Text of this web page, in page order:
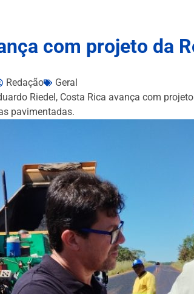
com projeto da
Redação
Geral
Riedel, Costa Rica avança com
pavimentadas.